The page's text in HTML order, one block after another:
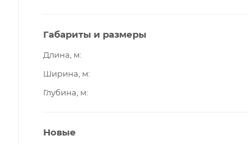
Габариты и размеры
Длина, м
Ширина, м
Глубина, м
Новые